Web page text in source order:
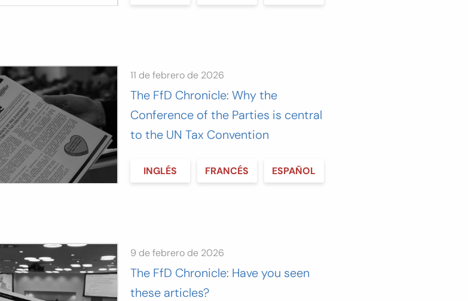
11 de febrero de 2026
The FfD Chronicle: Why the
Conference of the Parties is central
to the UN Tax Convention
INGLÉS FRANCÉS ESPAÑOL
9 de febrero de 2026
The FfD Chronicle: Have you seen
these articles?